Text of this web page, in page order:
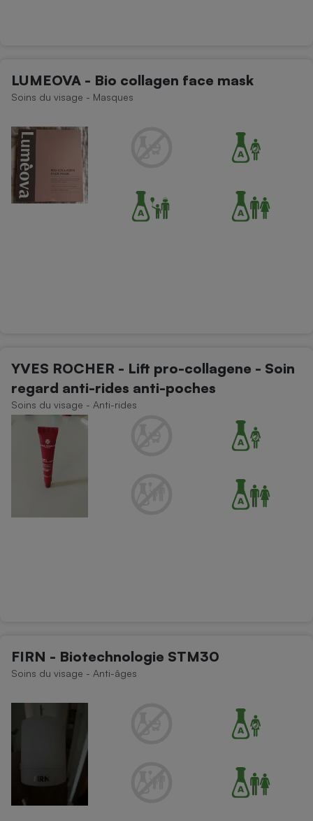
LUMEOVA - Bio collagen face mask
Soins du visage - Masques
YVES ROCHER - Lift pro-collagene - Soin
regard anti-rides anti-poches
Soins du visage - Anti-rides
FIRN - Biotechnologie STM30
Soins du visage - Anti-âges